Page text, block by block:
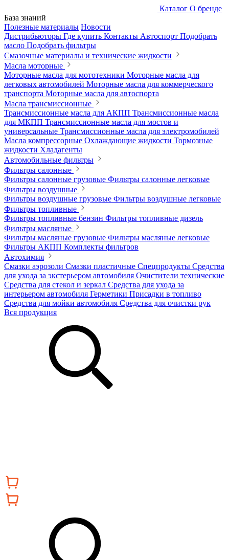
Каталог О бренде
База знаний
Полезные материалы Новости
Дистрибьюторы Где купить Контакты Автоспорт Подобрать
масло Подобрать фильтры
Смазочные материалы и технические жидкости
Масла моторные
Моторные масла для мототехники Моторные масла для
легковых автомобилей Моторные масла для коммерческого
транспорта Моторные масла для автоспорта
Масла трансмиссионные
Трансмиссионные масла для АКПП Трансмиссионные масла
для МКПП Трансмиссионные масла для мостов и
универсальные Трансмиссионные масла для электромобилей
Масла компрессорные Охлаждающие жидкости Тормозные
жидкости Хладагенты
Автомобильные фильтры
Фильтры салонные
Фильтры салонные грузовые Фильтры салонные легковые
Фильтры воздушные
Фильтры воздушные грузовые Фильтры воздушные легковые
Фильтры топливные
Фильтры топливные бензин Фильтры топливные дизель
Фильтры масляные
Фильтры масляные грузовые Фильтры масляные легковые
Фильтры АКПП Комплекты фильтров
Автохимия
Смазки аэрозоли Смазки пластичные Спецпродукты Средства
для ухода за экстерьером автомобиля Очистители технические
Средства для стекол и зеркал Средства для ухода за
интерьером автомобиля Герметики Присадки в топливо
Средства для мойки автомобиля Средства для очистки рук
Вся продукция